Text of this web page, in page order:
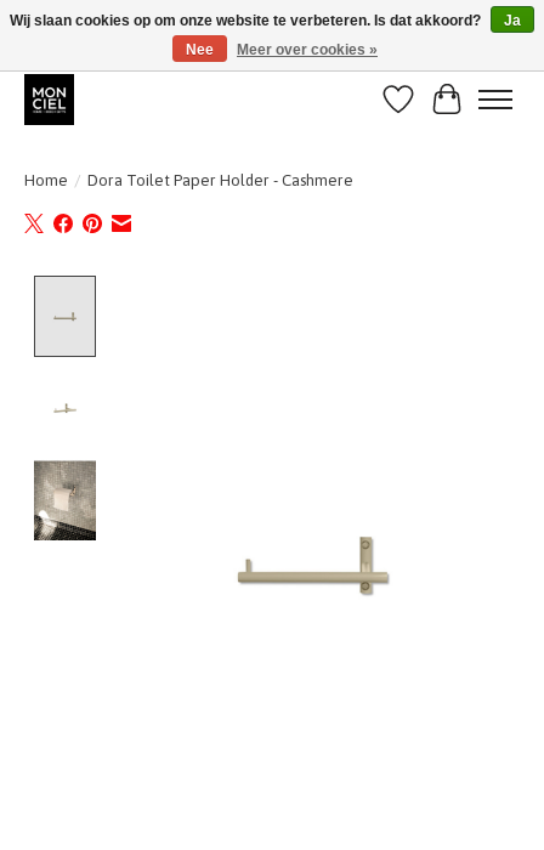
BE + NL : GRATIS VERZENDING van 31/07 t;e.m. 17/8
Verlanglijst
Home / Dora Toilet Paper Holder - Cashmere
Wij slaan cookies op om onze website te verbeteren. Is dat akkoord?
Ja
Nee
Meer over cookies »